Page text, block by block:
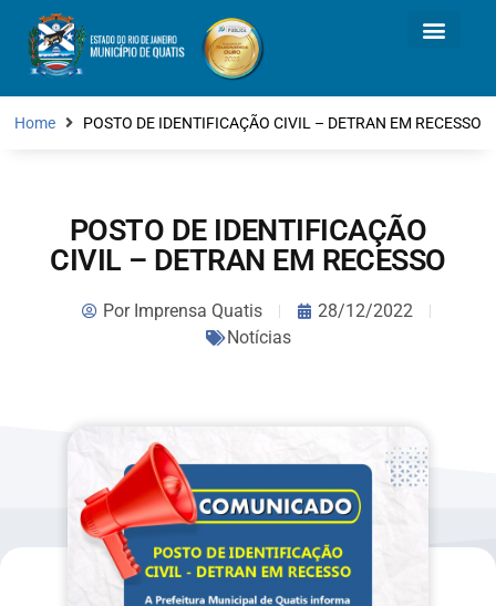
Home POSTO DE IDENTIFICAÇÃO CIVIL – DETRAN EM RECESSO
POSTO DE IDENTIFICAÇÃO
CIVIL – DETRAN EM RECESSO
PorImprensa Quatis
28/12/2022
Notícias